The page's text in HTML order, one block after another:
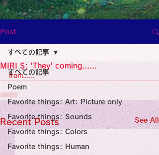
Heavens: Beyond the Universe: The World
the God of Light Resides"
Medicine Specialist
Specialist
Wide Blog
Medicine
Religion
Post
すべての記事
Poem
Favorite things: Art: Picture only
Favorite things: Sounds
Favorite things: Colors
Favorite things: Human
すべての記事
MIRI S: 'They' coming......
from......
Recent Posts See All